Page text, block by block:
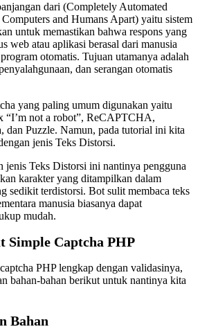
dari (Completely Automated
and Humans Apart) yaitu sistem
untuk memastikan bahwa respons yang
web atau aplikasi berasal dari manusia
otomatis. Tujuan utamanya adalah
dan serangan otomatis
yang paling umum digunakan yaitu
“I’m not a robot”, ReCAPTCHA,
dan Puzzle. Namun, pada tutorial ini kita
jenis Teks Distorsi.
jenis Teks Distorsi ini nantinya pengguna
karakter yang ditampilkan dalam
sedikit terdistorsi. Bot sulit membaca teks
manusia biasanya dapat
mudah.
Simple Captcha PHP
PHP lengkap dengan validasinya,
bahan-bahan berikut untuk nantinya kita
Bahan